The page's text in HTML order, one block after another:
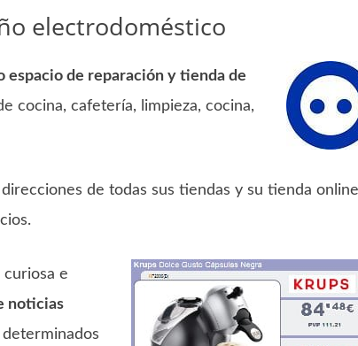
electrodoméstico
espacio de reparación y tienda de
cocina, cafetería, limpieza, cocina,
de todas sus tiendas y su tienda online
curiosa e
noticias